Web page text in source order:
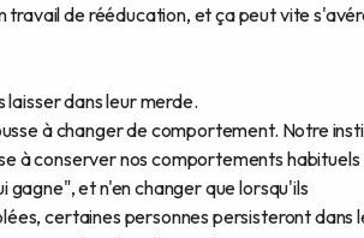
de rééducation, et ça peut vite
dans leur merde.
à changer de comportement. Notre
à conserver nos comportements habituels
gagne", et n'en changer que lorsqu'ils
certaines personnes persisteront dans